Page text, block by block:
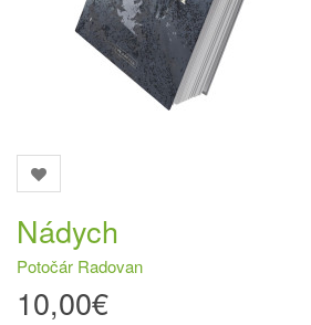
Nádych
Potočár Radovan
10,00€